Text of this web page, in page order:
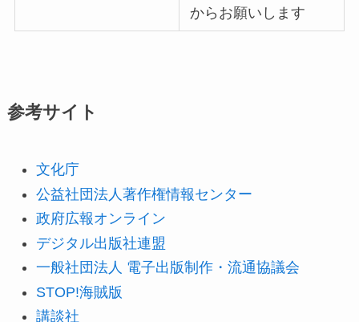
からお願いします
参考サイト
文化庁
公益社団法人著作権情報センター
政府広報オンライン
デジタル出版社連盟
一般社団法人 電子出版制作・流通協議会
STOP!海賊版
講談社